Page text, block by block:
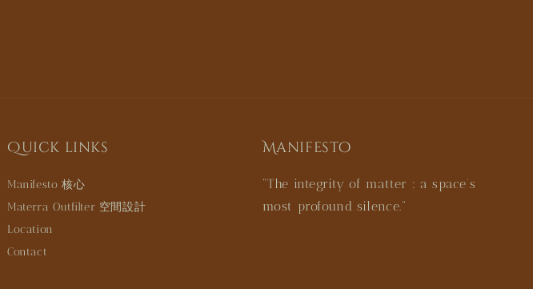
Quick links
Manifesto 核心
Materra Outfilter 空間設計
Location
Contact
Manifesto
"The integrity of matter : a space’s
most profound silence."